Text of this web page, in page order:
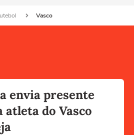
Vasco
envia presente
atleta do Vasco